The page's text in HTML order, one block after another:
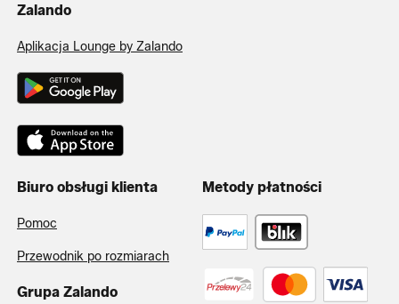
Zalando
Aplikacja Lounge by Zalando
Biuro obsługi klienta
Pomoc
Przewodnik po rozmiarach
Grupa Zalando
Metody płatności